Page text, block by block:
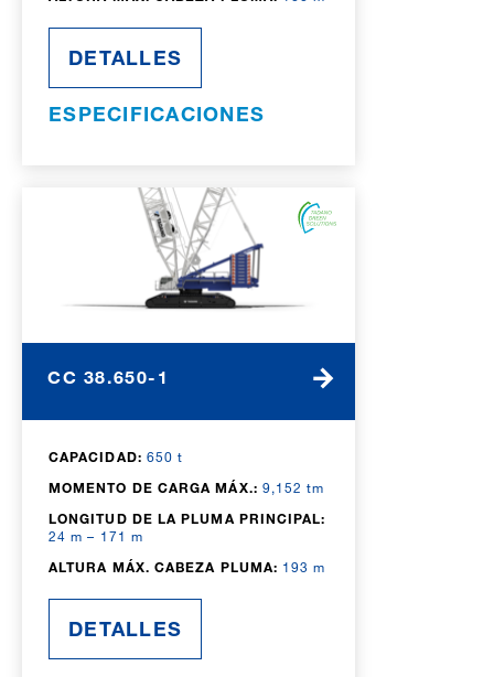
DETALLES
ESPECIFICACIONES
CC 38.650-1
CAPACIDAD: 650 t
MOMENTO DE CARGA MÁX.: 9,152 tm
LONGITUD DE LA PLUMA PRINCIPAL:
24 m – 171 m
ALTURA MÁX. CABEZA PLUMA: 193 m
DETALLES